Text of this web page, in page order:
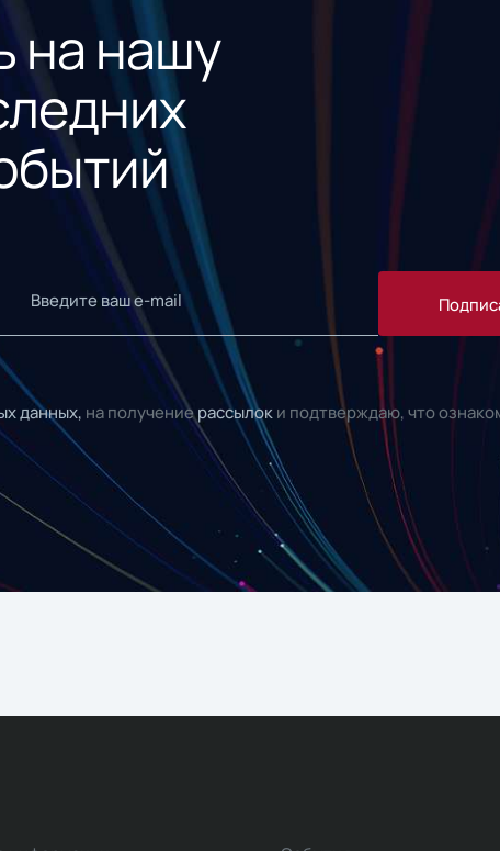
на нашу
данных, на получениерассылок и подтверждаю, что